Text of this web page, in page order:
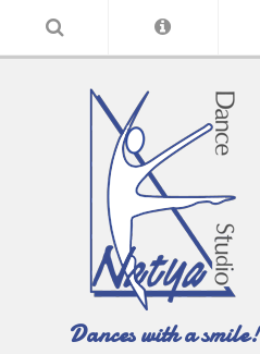
Dances with a smile!